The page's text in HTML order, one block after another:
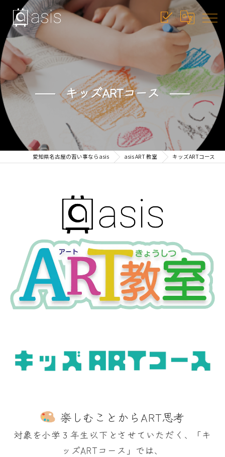
キッズARTコース
愛知県名古屋の習い事ならasis asis ART 教室 キッズARTコース
対象を小学３年生以下とさせていただく、「キ
ッズARTコース」では、
楽しむことからART思考